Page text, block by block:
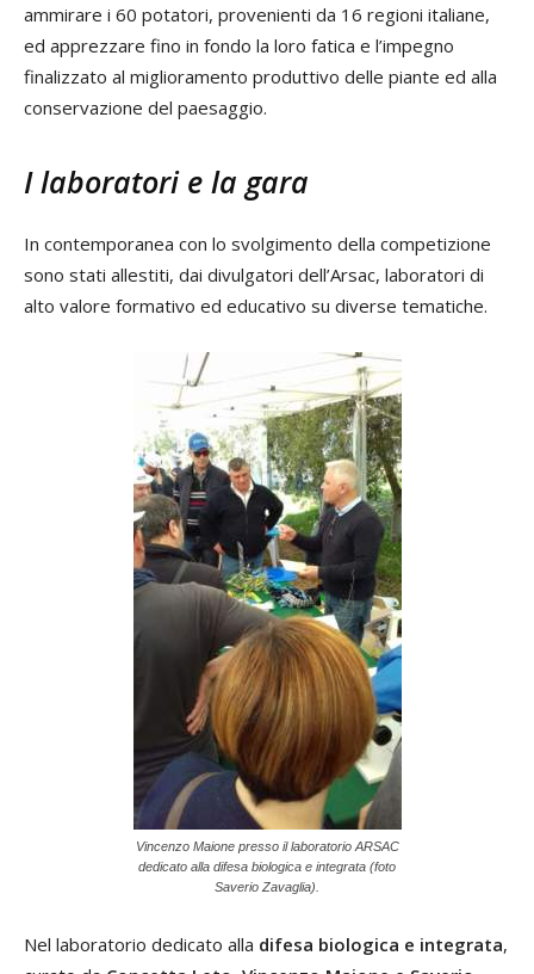
ammirare i 60 potatori, provenienti da 16 regioni italiane,
ed apprezzare fino in fondo la loro fatica e l’impegno
finalizzato al miglioramento produttivo delle piante ed alla
conservazione del paesaggio.
I laboratori e la gara
In contemporanea con lo svolgimento della competizione
sono stati allestiti, dai divulgatori dell’Arsac, laboratori di
alto valore formativo ed educativo su diverse tematiche.
Vincenzo Maione presso il laboratorio ARSAC
dedicato alla difesa biologica e integrata (foto
Saverio Zavaglia).
Nel laboratorio dedicato alla difesa biologica e integrata,